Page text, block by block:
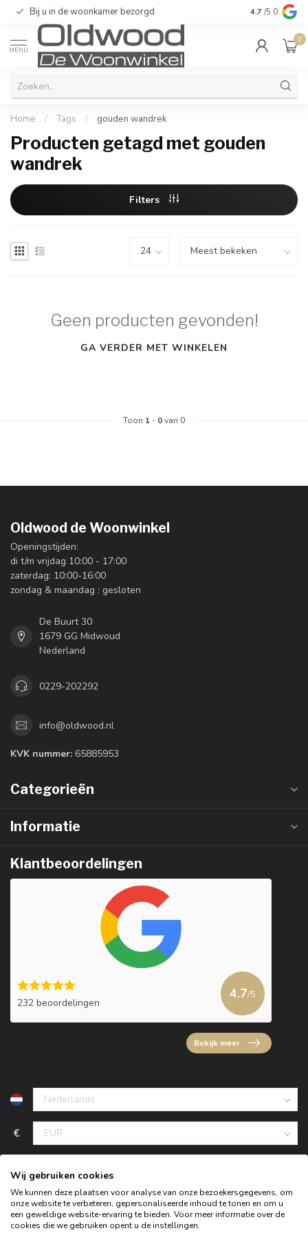
Bij u in de woonkamer bezorgd Kwaliteit &
4.7 /5.0
MENU
0
Home / Tags / gouden wandrek
Producten getagd met gouden
wandrek
Filters
Geen producten gevonden!
GA VERDER MET WINKELEN
Toon 1 - 0van 0
Oldwood de Woonwinkel
Openingstijden:
di t/m vrijdag 10:00 - 17:00
zaterdag: 10:00-16:00
zondag & maandag : gesloten
De Buurt 30
1679 GG Midwoud
Nederland
0229-202292
info@oldwood.nl
KVK nummer: 65885953
Categorieën
Informatie
Klantbeoordelingen
232 beoordelingen
4.7/5
Bekijk meer
€
Wij gebruiken cookies
We kunnen deze plaatsen voor analyse van onze bezoekersgegevens, om
onze website te verbeteren, gepersonaliseerde inhoud te tonen en om u
een geweldige website-ervaring te bieden. Voor meer informatie over de
cookies die we gebruiken opent u de instellingen.